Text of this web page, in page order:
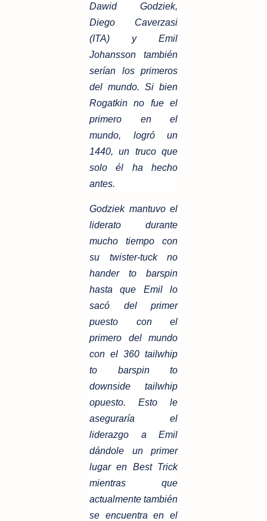
Dawid Godziek,
Diego Caverzasi
(ITA) y Emil
Johansson también
serían los primeros
del mundo. Si bien
Rogatkin no fue el
primero en el
mundo, logró un
1440, un truco que
solo él ha hecho
antes.
Godziek mantuvo el
liderato durante
mucho tiempo con
su twister-tuck no
hander to barspin
hasta que Emil lo
sacó del primer
puesto con el
primero del mundo
con el 360 tailwhip
to barspin to
downside tailwhip
opuesto. Esto le
aseguraría el
liderazgo a Emil
dándole un primer
lugar en Best Trick
mientras que
actualmente también
se encuentra en el